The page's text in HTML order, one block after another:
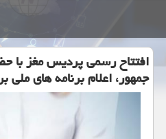
افتتاح رسمی پردیس مغز با
جمهور، اعلام برنامه های ملی